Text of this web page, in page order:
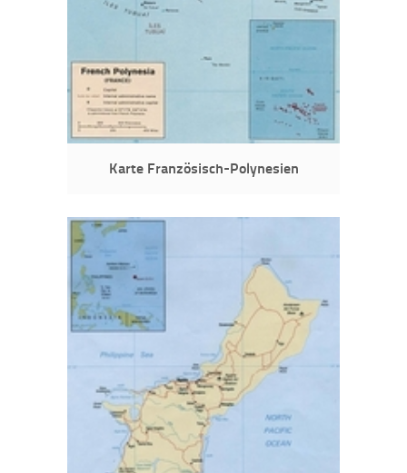
Karte Französisch-Polynesien